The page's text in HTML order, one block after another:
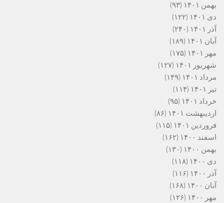
بهمن ۱۴۰۱
(۹۳)
دی ۱۴۰۱
(۱۲۲)
آذر ۱۴۰۱
(۲۴۰)
آبان ۱۴۰۱
(۱۸۹)
مهر ۱۴۰۱
(۱۷۵)
شهریور ۱۴۰۱
(۱۲۷)
مرداد ۱۴۰۱
(۱۴۹)
تیر ۱۴۰۱
(۱۱۴)
خرداد ۱۴۰۱
(۹۵)
اردیبهشت ۱۴۰۱
(۸۶)
فروردین ۱۴۰۱
(۱۱۵)
اسفند ۱۴۰۰
(۱۶۲)
بهمن ۱۴۰۰
(۱۳۰)
دی ۱۴۰۰
(۱۱۸)
آذر ۱۴۰۰
(۱۱۶)
آبان ۱۴۰۰
(۱۶۸)
مهر ۱۴۰۰
(۱۲۶)